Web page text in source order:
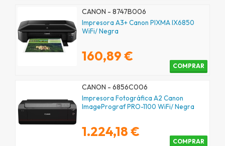
CANON - 8747B006
Impresora A3+ Canon PIXMA IX6850
WiFi/ Negra
160,89 €
COMPRAR
CANON - 6856C006
Impresora Fotográfica A2 Canon
ImagePrograf PRO-1100 WiFi/ Negra
1.224,18 €
COMPRAR